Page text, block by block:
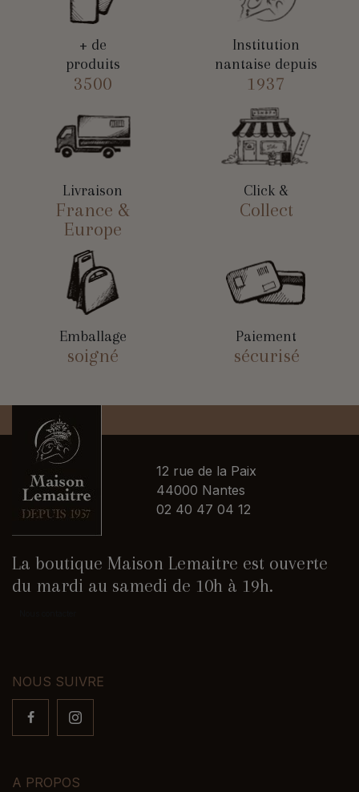
+ de
produits
3500
Institution
nantaise depuis
1937
Livraison
France &
Europe
Click &
Collect
Emballage
soigné
Paiement
sécurisé
12 rue de la Paix
44000 Nantes
02 40 47 04 12
La boutique Maison Lemaitre est ouverte
du mardi au samedi de 10h à 19h.
NOUS SUIVRE
A PROPOS